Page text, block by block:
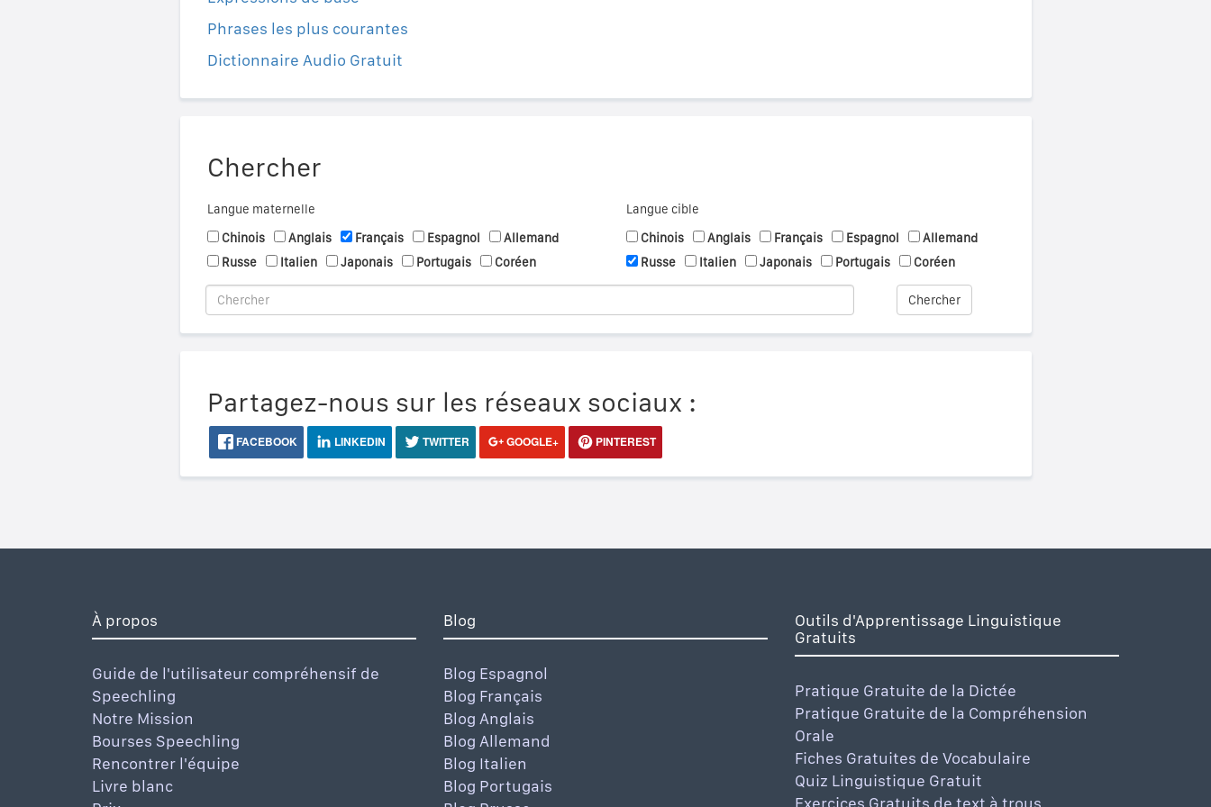
Phrases les plus courantes
Dictionnaire Audio Gratuit
Chercher
Langue maternelle
Chinois
Anglais Français Espagnol
Allemand
Russe
Italien Japonais Portugais Coréen
Langue cible
Chinois
Anglais Français Espagnol
Allemand
Russe
Italien Japonais Portugais Coréen
Chercher
Partagez-nous sur les réseaux sociaux :
FACEBOOK LINKEDIN TWITTER GOOGLE+ PINTEREST
À propos
Guide de l'utilisateur compréhensif de
Speechling
Notre Mission
Bourses Speechling
Rencontrer l'équipe
Livre blanc
Blog
Blog Espagnol
Blog Français
Blog Anglais
Blog Allemand
Blog Italien
Blog Portugais
Outils d'Apprentissage Linguistique
Gratuits
Pratique Gratuite de la Dictée
Pratique Gratuite de la Compréhension
Orale
Fiches Gratuites de Vocabulaire
Quiz Linguistique Gratuit
Exercices Gratuits de text à trous